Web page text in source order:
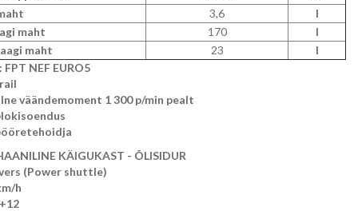
3,6
l
maht
170
l
maht
23
l
NEF EURO5
väändemoment 1 300 p/min pealt
KÄIGUKAST - ÕLISIDUR
(Power shuttle)
h